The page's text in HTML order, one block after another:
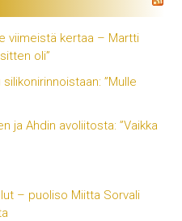
viimeistä kertaa – Martti
oli”
”Mulle
ja Ahdin avoliitosta: ”Vaikka
– puoliso Miitta Sorvali